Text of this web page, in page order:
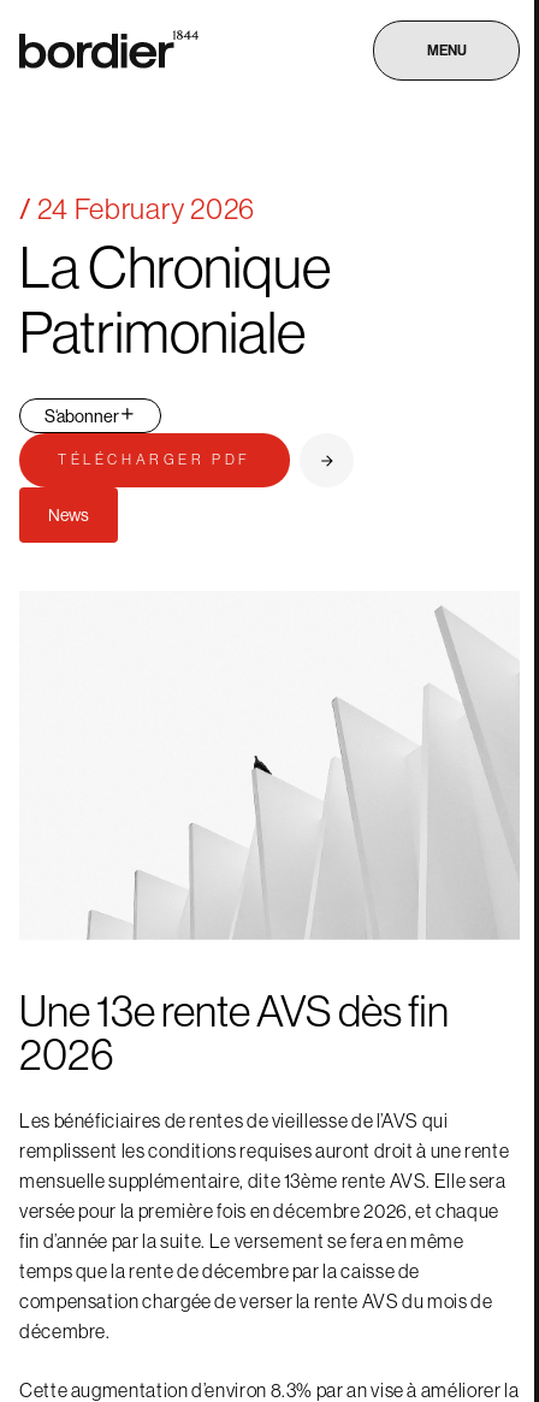
MENU
24 February 2026
LaChronique
Patrimoniale
S‘abonner
TÉLÉCHARGER PDF
News
Une 13e rente AVS dès fin
2026
Les bénéficiaires de rentes de vieillesse de l’AVS qui
remplissent les conditions requises auront droit à une rente
mensuelle supplémentaire, dite 13ème rente AVS. Elle sera
versée pour la première fois en décembre 2026, et chaque
fin d’année par la suite. Le versement se fera en même
temps que la rente de décembre par la caisse de
compensation chargée de verser la rente AVS du mois de
décembre.
Cette augmentation d’environ 8.3% par an vise à améliorer la